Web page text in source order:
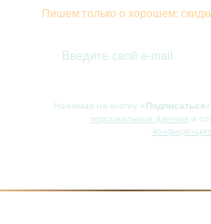
Пишем только о хорошем:
Нажимая на кнопку «Подписаться»
персональных данных и